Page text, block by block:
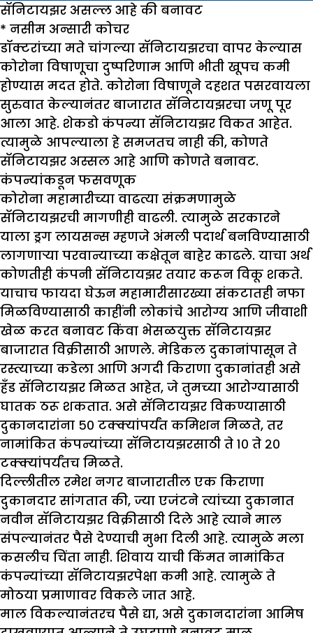
सॅनिटायझर असल्ल आहे की बनावट
* नसीम अन्सारी कोचर
डॉक्टरांच्या मते चांगल्या सॅनिटायझरचा वापर केल्यास
कोरोना विषाणूचा दुष्परिणाम आणि भीती खूपच कमी
होण्यास मदत होते. कोरोना विषाणूने दहशत पसरवायला
सुरुवात केल्यानंतर बाजारात सॅनिटायझरचा जणू पूर
आला आहे. शेकडो कंपन्या सॅनिटायझर विकत आहेत.
त्यामुळे आपल्याला हे समजतच नाही की, कोणते
सॅनिटायझर अस्सल आहे आणि कोणते बनावट.
कंपन्यांकडून फसवणूक
कोरोना महामारीच्या वाढत्या संक्रमणामुळे
सॅनिटायझरची मागणीही वाढली. त्यामुळे सरकारने
याला ड्रग लायसन्स म्हणजे अंमली पदार्थ बनविण्यासाठी
लागणाऱ्या परवान्याच्या कक्षेतून बाहेर काढले. याचा अर्थ
कोणतीही कंपनी सॅनिटायझर तयार करून विकू शकते.
याचाच फायदा घेऊन महामारीसारख्या संकटातही नफा
मिळविण्यासाठी काहींनी लोकांचे आरोग्य आणि जीवाशी
खेळ करत बनावट किंवा भेसळयुक्त सॅनिटायझर
बाजारात विक्रीसाठी आणले. मेडिकल दुकानांपासून ते
रस्त्याच्या कडेला आणि अगदी किराणा दुकानांतही असे
हँड सॅनिटायझर मिळत आहेत, जे तुमच्या आरोग्यासाठी
घातक ठरू शकतात. असे सॅनिटायझर विकण्यासाठी
दुकानदारांना ५० टक्क्यांपर्यंत कमिशन मिळते, तर
नामांकित कंपन्यांच्या सॅनिटायझरसाठी ते १० ते २०
टक्क्यांपर्यंतच मिळते.
दिल्लीतील रमेश नगर बाजारातील एक किराणा
दुकानदार सांगतात की, ज्या एजंटने त्यांच्या दुकानात
नवीन सॅनिटायझर विक्रीसाठी दिले आहे त्याने माल
संपल्यानंतर पैसे देण्याची मुभा दिली आहे. त्यामुळे मला
कसलीच चिंता नाही. शिवाय याची किंमत नामांकित
कंपन्यांच्या सॅनिटायझरपेक्षा कमी आहे. त्यामुळे ते
मोठया प्रमाणावर विकले जात आहे.
माल विकल्यानंतरच पैसे द्या, असे दुकानदारांना आमिष